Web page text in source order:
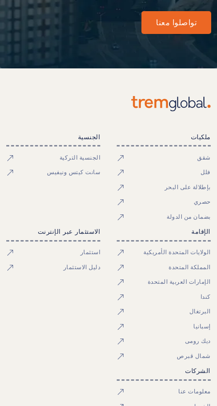
تواصلوا معنا
ملكيات
شقق
فلل
بإطلالة على البحر
حصري
بضمان من الدولة
الجنسية
الجنسية التركية
سانت كيتس ونيفيس
الإقامة
الولايات المتحدة الأمريكية
المملكة المتحدة
الإمارات العربية المتحدة
كندا
البرتغال
إسبانيا
ديك رومى
شمال قبرص
الاستثمار عبر الإنترنت
استثمار
دليل الاستثمار
الشركات
معلومات عنا